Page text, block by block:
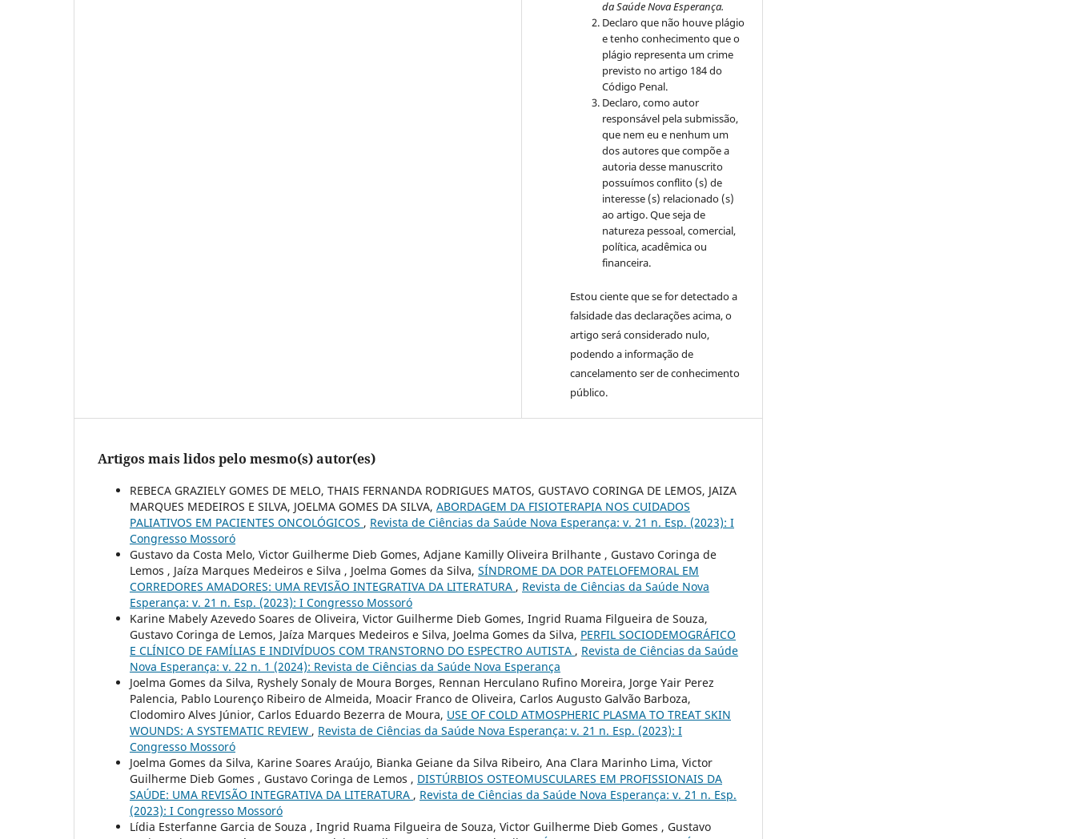
da Saúde Nova Esperança.
Declaro que não houve plágio
e tenho conhecimento que o
plágio representa um crime
previsto no artigo 184 do
Código Penal.
Declaro, como autor
responsável pela submissão,
que nem eu e nenhum um
dos autores que compõe a
autoria desse manuscrito
possuímos conflito (s) de
interesse (s) relacionado (s)
ao artigo. Que seja de
natureza pessoal, comercial,
política, acadêmica ou
financeira.
Estou ciente que se for detectado a
falsidade das declarações acima, o
artigo será considerado nulo,
podendo a informação de
cancelamento ser de conhecimento
público.
Artigos mais lidos pelo mesmo(s) autor(es)
REBECA GRAZIELY GOMES DE MELO, THAIS FERNANDA RODRIGUES MATOS, GUSTAVO CORINGA DE LEMOS, JAIZA
MARQUES MEDEIROS E SILVA, JOELMA GOMES DA SILVA, ABORDAGEM DA FISIOTERAPIA NOS CUIDADOS
PALIATIVOS EM PACIENTES ONCOLÓGICOS , Revista de Ciências da Saúde Nova Esperança: v. 21 n. Esp. (2023): I
Congresso Mossoró
Gustavo da Costa Melo, Victor Guilherme Dieb Gomes, Adjane Kamilly Oliveira Brilhante , Gustavo Coringa de
Lemos , Jaíza Marques Medeiros e Silva , Joelma Gomes da Silva, SÍNDROME DA DOR PATELOFEMORAL EM
CORREDORES AMADORES: UMA REVISÃO INTEGRATIVA DA LITERATURA , Revista de Ciências da Saúde Nova
Esperança: v. 21 n. Esp. (2023): I Congresso Mossoró
Karine Mabely Azevedo Soares de Oliveira, Victor Guilherme Dieb Gomes, Ingrid Ruama Filgueira de Souza,
Gustavo Coringa de Lemos, Jaíza Marques Medeiros e Silva, Joelma Gomes da Silva, PERFIL SOCIODEMOGRÁFICO
E CLÍNICO DE FAMÍLIAS E INDIVÍDUOS COM TRANSTORNO DO ESPECTRO AUTISTA , Revista de Ciências da Saúde
Nova Esperança: v. 22 n. 1 (2024): Revista de Ciências da Saúde Nova Esperança
Joelma Gomes da Silva, Ryshely Sonaly de Moura Borges, Rennan Herculano Rufino Moreira, Jorge Yair Perez
Palencia, Pablo Lourenço Ribeiro de Almeida, Moacir Franco de Oliveira, Carlos Augusto Galvão Barboza,
Clodomiro Alves Júnior, Carlos Eduardo Bezerra de Moura, USE OF COLD ATMOSPHERIC PLASMA TO TREAT SKIN
WOUNDS: A SYSTEMATIC REVIEW , Revista de Ciências da Saúde Nova Esperança: v. 21 n. Esp. (2023): I
Congresso Mossoró
Joelma Gomes da Silva, Karine Soares Araújo, Bianka Geiane da Silva Ribeiro, Ana Clara Marinho Lima, Victor
Guilherme Dieb Gomes , Gustavo Coringa de Lemos , DISTÚRBIOS OSTEOMUSCULARES EM PROFISSIONAIS DA
SAÚDE: UMA REVISÃO INTEGRATIVA DA LITERATURA , Revista de Ciências da Saúde Nova Esperança: v. 21 n. Esp.
(2023): I Congresso Mossoró
Lídia Esterfanne Garcia de Souza , Ingrid Ruama Filgueira de Souza, Victor Guilherme Dieb Gomes , Gustavo